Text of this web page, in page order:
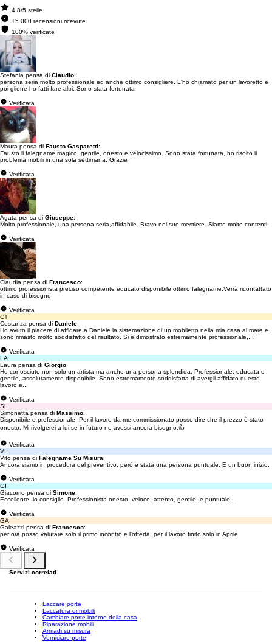
4.8/5 stelle
+5.000 recensioni ricevute
100% verificate
Stefania pensa di Claudio:
persona seria molto professionale ed anche ottimo consigliere. L'ho chiamato per un lavoretto e
poi gliene ho fatti fare altri. Sono stata fortunata
Verificata
Maura pensa di Fausto Gasparetti:
Fausto il falegname magico, gentile, onesto e velocissimo. Sono stata fortunata, ho risolto il
problema mobili in una sola settimana. Grazie
Verificata
Agata pensa di Giuseppe:
Molto professionale, una persona seria,affidabile. Bravo nel suo mestiere. Siamo molto contenti.
Verificata
Claudia pensa di Francesco:
ottimo professionista preciso competente educato disponibile ottimo falegname.Verrà ricontattato
in caso di bisogno
Verificata
CT
Costanza pensa di Daniele:
Ho avuto il piacere di affidare a Daniele la sistemazione di un mobiletto nella mia casa al mare e
sono rimasto molto soddisfatto del risultato. Si è dimostrato estremamente professionale,...
Verificata
LA
Laura pensa di Giorgio:
Ho conosciuto non solo un artista ma anche una persona splendida. Professionale, educata e
gentile, assolutamente disponibile. Sono estremamente soddisfatta di avergli affidato questo
lavoro e...
Verificata
SL
Simonetta pensa di Massimo:
Disponibile e professionale. Per il lavoro da me commissionato posso dire che il prezzo è stato
onesto. Mi rivolgerei a lui se in futuro ne avessi ancora bisogno.👍
Verificata
VI
Vito pensa di Falegname Su Misura:
Ancora siamo in procedura del preventivo, però e stata una persona puntuale. E un buon inizio.
Verificata
GI
Giacomo pensa di Simone:
Eccellente, lo consiglio..Professionista onesto, veloce, attento, gentile, e puntuale….
Verificata
GA
Galeazzi pensa di Francesco:
per ora posso valutare solo il primo incontro e l'offerta, per il lavoro finito solo in Aprile
Verificata
Servizi correlati
Laccare porte
Laccatura di mobili
Cambiare porte interne della casa
Riparazione mobili
Armadi su misura
Verniciare porte